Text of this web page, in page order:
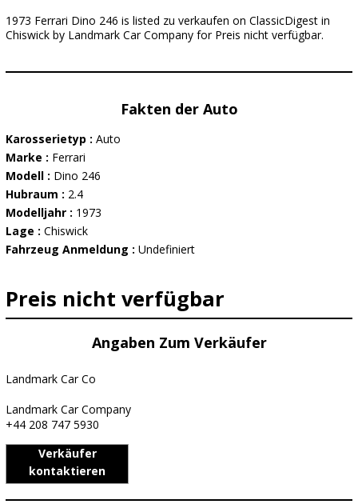
1973 Ferrari Dino 246 is listed zu verkaufen on ClassicDigest in
Chiswick by Landmark Car Company for Preis nicht verfügbar.
Fakten der Auto
Karosserietyp : Auto
Marke : Ferrari
Modell : Dino 246
Hubraum : 2.4
Modelljahr : 1973
Lage : Chiswick
Fahrzeug Anmeldung : Undefiniert
Preis nicht verfügbar
Angaben Zum Verkäufer
Landmark Car Co
Landmark Car Company
+44 208 747 5930
Verkäufer
kontaktieren